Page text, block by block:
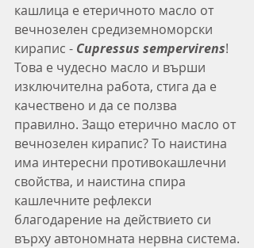
кашлица е етеричното масло от
вечнозелен средиземноморски
кирапис - Cupressus sempervirens!
Това е чудесно масло и върши
изключителна работа, стига да е
качествено и да се ползва
правилно. Защо етерично масло от
вечнозелен кирапис? То наистина
има интересни противокашлечни
свойства, и наистина спира
кашлечните рефлекси
благодарение на действието си
върху автономната нервна система.